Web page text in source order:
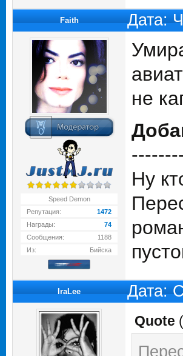
Faith Дата:
Speed Demon
Репутация:
1472
Награды:
74
Сообщения:
1188
Из:
Бийска
не
Ну
IraLee Дата:
Quote (